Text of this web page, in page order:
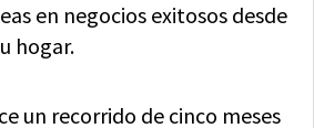
en negocios exitosos desde
hogar.
un recorrido de cinco meses